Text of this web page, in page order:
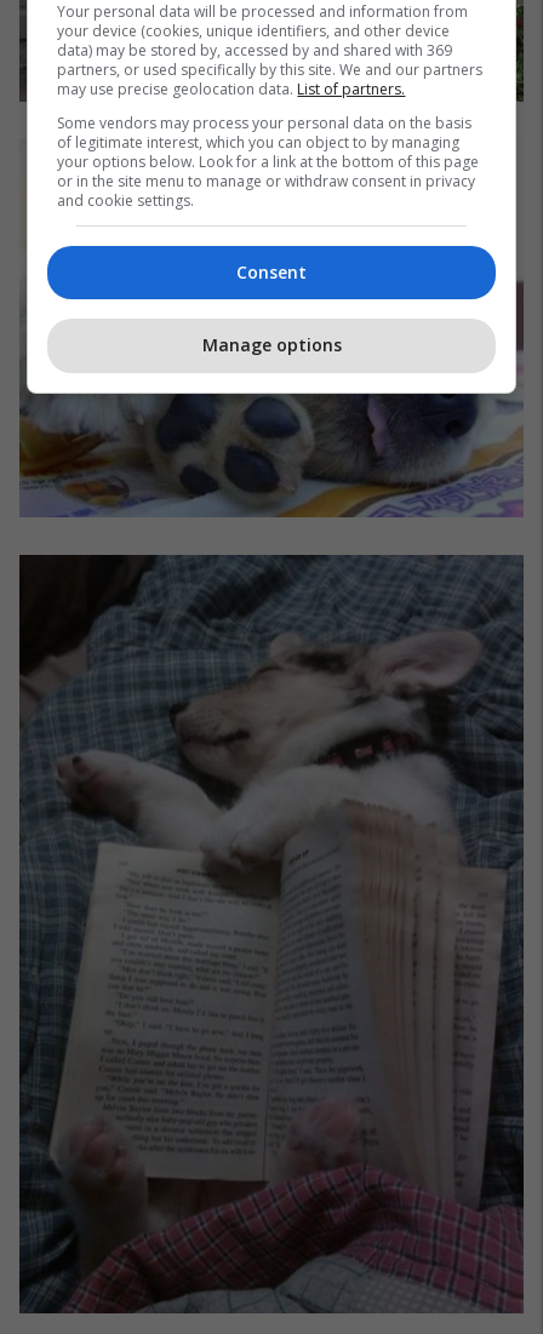
Your personal data will be processed and information from
your device (cookies, unique identifiers, and other device
data) may be stored by, accessed by and shared with 369
partners, or used specifically by this site. We and our partners
may use precise geolocation data. List of partners.
Some vendors may process your personal data on the basis
of legitimate interest, which you can object to by managing
your options below. Look for a link at the bottom of this page
or in the site menu to manage or withdraw consent in privacy
and cookie settings.
Consent
Manage options